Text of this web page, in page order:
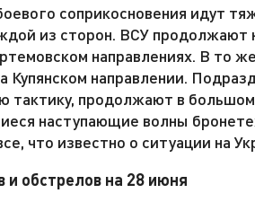
соприкосновения идут
из сторон. ВСУ продолжают
направлениях. В то
Купянском направлении.
тактику, продолжают в
наступающие волны
что известно о ситуации на
и обстрелов на 28 июня